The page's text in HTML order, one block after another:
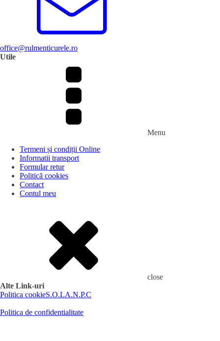
office@rulmenticurele.ro
Utile
Menu
Termeni și condiții Online
Informatii transport
Formular retur
Politică cookies
Contact
Contul meu
close
Alte Link-uri
Politica cookieS.O.LA.N.P.C
Politica de confidentialitate